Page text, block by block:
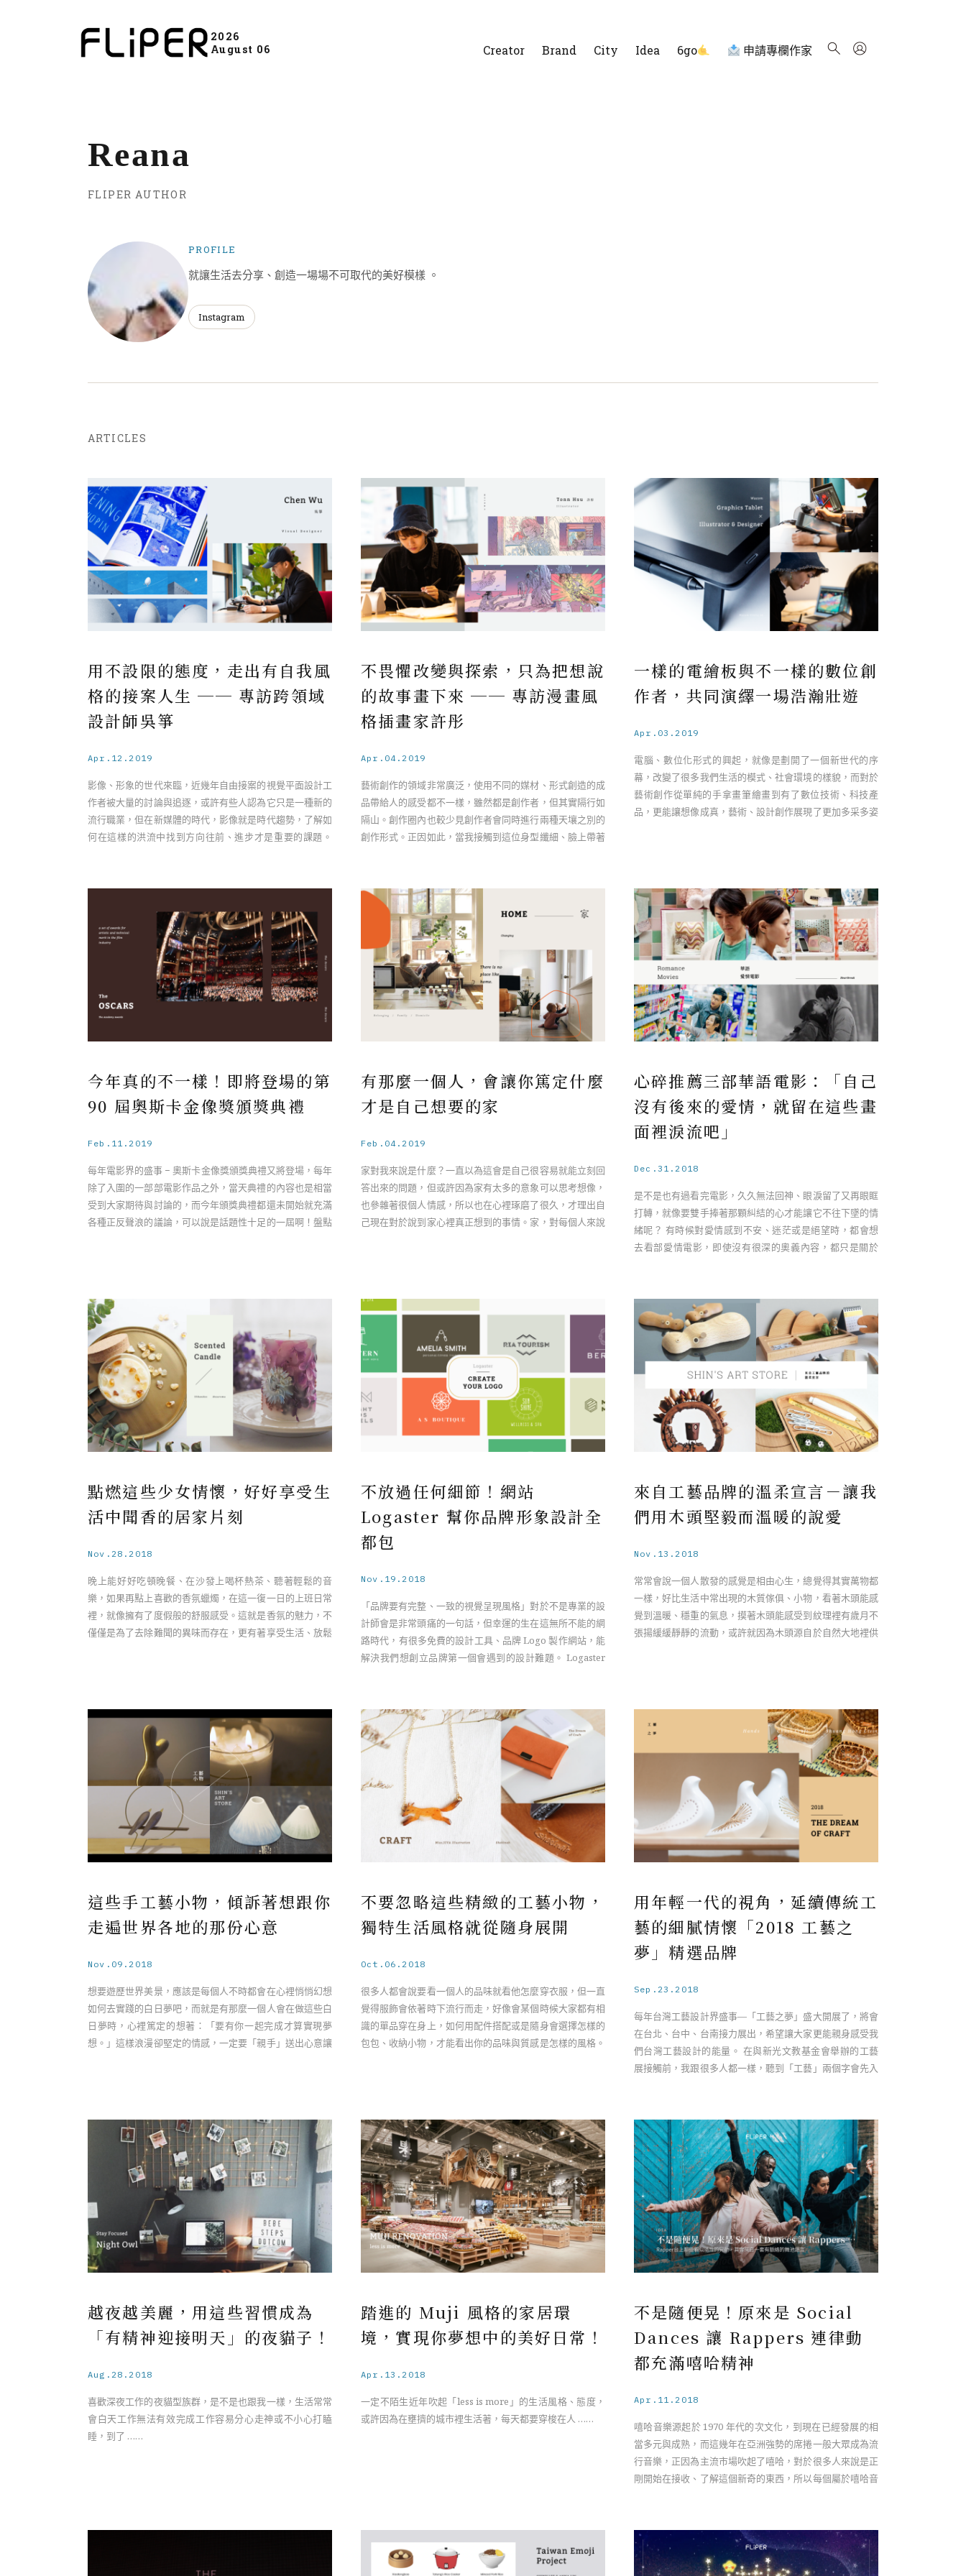
2026
August 06
Creator Brand City Idea 6go 申請專欄作家
Reana
FLIPER AUTHOR
PROFILE
就讓生活去分享、創造一場場不可取代的美好模樣 。
Instagram
ARTICLES
用不設限的態度，走出有自我風
格的接案人生 ── 專訪跨領域
設計師吳箏
Apr.12.2019
影像、形象的世代來臨，近幾年自由接案的視覺平面設計工
作者被大量的討論與追逐，或許有些人認為它只是一種新的
流行職業，但在新媒體的時代，影像就是時代趨勢，了解如
何在這樣的洪流中找到方向往前、進步才是重要的課題。
不畏懼改變與探索，只為把想說
的故事畫下來 ── 專訪漫畫風
格插畫家許彤
Apr.04.2019
藝術創作的領域非常廣泛，使用不同的媒材、形式創造的成
品帶給人的感受都不一樣，雖然都是創作者，但其實隔行如
隔山。創作圈內也較少見創作者會同時進行兩種天壤之別的
創作形式。正因如此，當我接觸到這位身型纖細、臉上帶著
一樣的電繪板與不一樣的數位創
作者，共同演繹一場浩瀚壯遊
Apr.03.2019
電腦、數位化形式的興起，就像是劃開了一個新世代的序
幕，改變了很多我們生活的模式、社會環境的樣貌，而對於
藝術創作從單純的手拿畫筆繪畫到有了數位技術、科技產
品，更能讓想像成真，藝術、設計創作展現了更加多采多姿
今年真的不一樣！即將登場的第
90 屆奧斯卡金像獎頒獎典禮
Feb.11.2019
每年電影界的盛事 − 奧斯卡金像獎頒獎典禮又將登場，每年
除了入圍的一部部電影作品之外，當天典禮的內容也是相當
受到大家期待與討論的，而今年頒獎典禮都還未開始就充滿
各種正反聲浪的議論，可以說是話題性十足的一屆啊！盤點
有那麼一個人，會讓你篤定什麼
才是自己想要的家
Feb.04.2019
家對我來說是什麼？一直以為這會是自己很容易就能立刻回
答出來的問題，但或許因為家有太多的意象可以思考想像，
也參雜著很個人情感，所以也在心裡琢磨了很久，才理出自
己現在對於說到家心裡真正想到的事情。家，對每個人來說
心碎推薦三部華語電影：「自己
沒有後來的愛情，就留在這些畫
面裡淚流吧」
Dec.31.2018
是不是也有過看完電影，久久無法回神、眼淚留了又再眼眶
打轉，就像要雙手捧著那顆糾結的心才能讓它不往下墜的情
緒呢？ 有時候對愛情感到不安、迷茫或是絕望時，都會想
去看部愛情電影，即使沒有很深的奧義內容，都只是關於
點燃這些少女情懷，好好享受生
活中聞香的居家片刻
Nov.28.2018
晚上能好好吃頓晚餐、在沙發上喝杯熱茶、聽著輕鬆的音
樂，如果再點上喜歡的香氛蠟燭，在這一復一日的上班日常
裡，就像擁有了度假般的舒服感受。這就是香氛的魅力，不
僅僅是為了去除難聞的異味而存在，更有著享受生活、放鬆
不放過任何細節！網站
Logaster 幫你品牌形象設計全
都包
Nov.19.2018
「品牌要有完整、一致的視覺呈現風格」對於不是專業的設
計師會是非常頭痛的一句話，但幸運的生在這無所不能的網
路時代，有很多免費的設計工具、品牌 Logo 製作網站，能
解決我們想創立品牌第一個會遇到的設計難題。 Logaster
來自工藝品牌的溫柔宣言－讓我
們用木頭堅毅而溫暖的說愛
Nov.13.2018
常常會說一個人散發的感覺是相由心生，總覺得其實萬物都
一樣，好比生活中常出現的木質傢俱、小物，看著木頭能感
覺到溫暖、穩重的氣息，摸著木頭能感受到紋理裡有歲月不
張揚緩緩靜靜的流動，或許就因為木頭源自於自然大地裡供
這些手工藝小物，傾訴著想跟你
走遍世界各地的那份心意
Nov.09.2018
想要遊歷世界美景，應該是每個人不時都會在心裡悄悄幻想
如何去實踐的白日夢吧，而就是有那麼一個人會在做這些白
日夢時，心裡篤定的想著：「要有你一起完成才算實現夢
想。」這樣浪漫卻堅定的情感，一定要「親手」送出心意讓
不要忽略這些精緻的工藝小物，
獨特生活風格就從隨身展開
Oct.06.2018
很多人都會說要看一個人的品味就看他怎麼穿衣服，但一直
覺得服飾會依著時下流行而走，好像會某個時候大家都有相
識的單品穿在身上，如何用配件搭配或是隨身會選擇怎樣的
包包、收納小物，才能看出你的品味與質感是怎樣的風格。
用年輕一代的視角，延續傳統工
藝的細膩情懷「2018 工藝之
夢」精選品牌
Sep.23.2018
每年台灣工藝設計界盛事—「工藝之夢」盛大開展了，將會
在台北、台中、台南接力展出，希望讓大家更能親身感受我
們台灣工藝設計的能量。 在與新光文教基金會舉辦的工藝
展接觸前，我跟很多人都一樣，聽到「工藝」兩個字會先入
越夜越美麗，用這些習慣成為
「有精神迎接明天」的夜貓子！
Aug.28.2018
喜歡深夜工作的夜貓型族群，是不是也跟我一樣，生活常常
會白天工作無法有效完成工作容易分心走神或不小心打瞌
睡，到了 ……
踏進的 Muji 風格的家居環
境，實現你夢想中的美好日常！
Apr.13.2018
一定不陌生近年吹起「less is more」的生活風格、態度，
或許因為在壅擠的城市裡生活著，每天都要穿梭在人 ……
不是隨便晃！原來是 Social
Dances 讓 Rappers 連律動
都充滿嘻哈精神
Apr.11.2018
嘻哈音樂源起於 1970 年代的次文化，到現在已經發展的相
當多元與成熟，而這幾年在亞洲強勢的席捲一般大眾成為流
行音樂，正因為主流市場吹起了嘻哈，對於很多人來說是正
剛開始在接收、了解這個新奇的東西，所以每個屬於嘻哈音